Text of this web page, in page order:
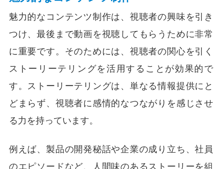
魅力的なコンテンツ制作は、視聴者の興味を引き
つけ、最後まで動画を視聴してもらうために非常
に重要です。そのためには、視聴者の関心を引く
ストーリーテリングを活用することが効果的で
す。ストーリーテリングは、単なる情報提供にと
どまらず、視聴者に感情的なつながりを感じさせ
る力を持っています。
例えば、製品の開発秘話や企業の成り立ち、社員
のエピソードなど、人間味のあるストーリーを組